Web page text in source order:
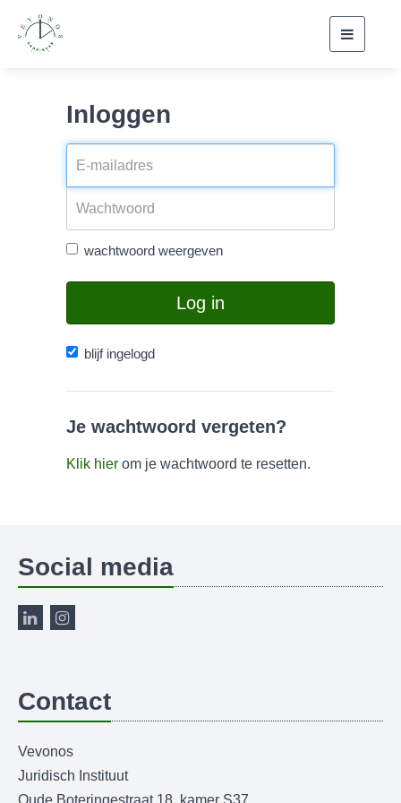
Inloggen
wachtwoord weergeven
Log in
blijf ingelogd
Je wachtwoord vergeten?
Klik hier om je wachtwoord te resetten.
Social media
Contact
Vevonos
Juridisch Instituut
Oude Boteringestraat 18, kamer S37